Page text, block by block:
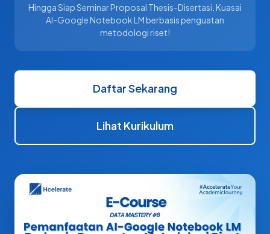
Hingga Siap Seminar Proposal Thesis-Disertasi. Kuasai
AI-Google Notebook LM berbasis penguatan
metodologi riset!
Daftar Sekarang
Lihat Kurikulum